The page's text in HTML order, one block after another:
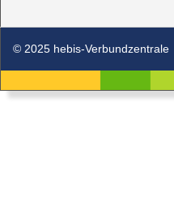
© 2025 hebis-Verbundzentrale